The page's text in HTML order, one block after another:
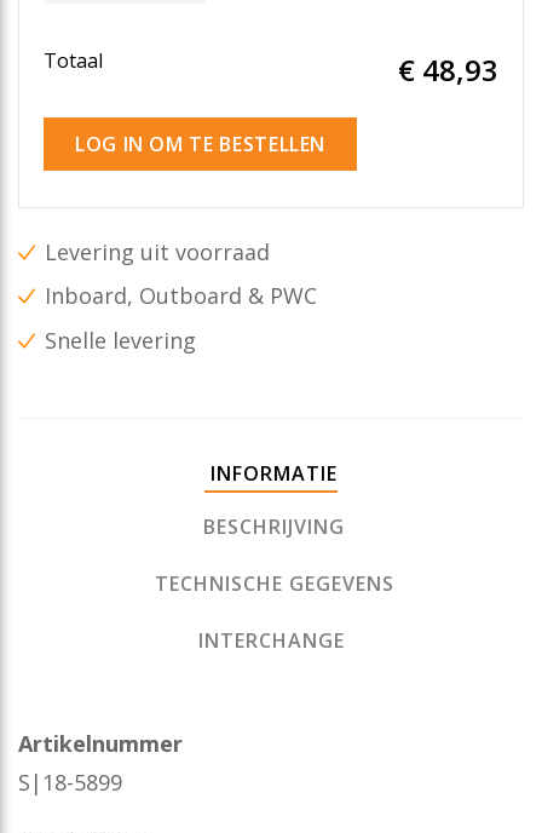
Totaal € 48,93
LOG IN OM TE BESTELLEN
Levering uit voorraad
Inboard, Outboard & PWC
Snelle levering
INFORMATIE
BESCHRIJVING
TECHNISCHE GEGEVENS
INTERCHANGE
Artikelnummer
S|18-5899